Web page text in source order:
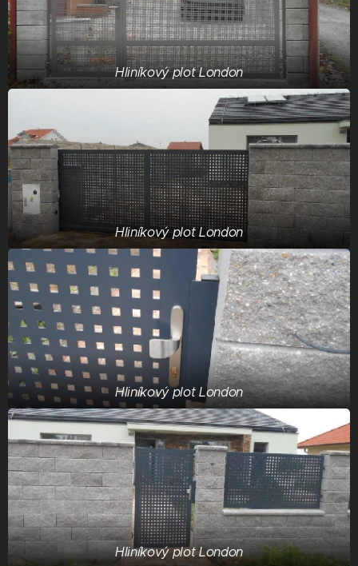
Hliníkový plot London
Hliníkový plot London
Hliníkový plot London
Hliníkový plot London